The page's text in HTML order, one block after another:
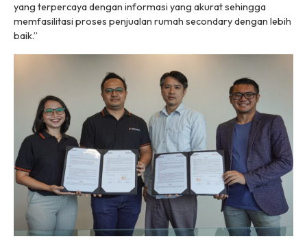
yang terpercaya dengan informasi yang akurat sehingga
memfasilitasi proses penjualan rumah secondary dengan lebih
baik.”